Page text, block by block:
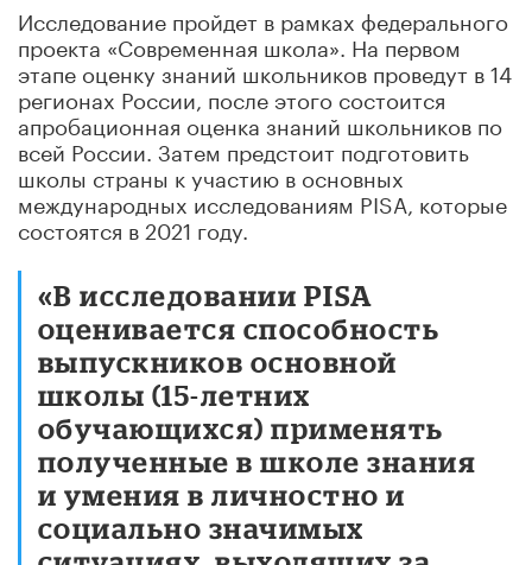
Исследование пройдет в рамках федерального
проекта «Современная школа». На первом
этапе оценку знаний школьников проведут в 14
регионах России, после этого состоится
апробационная оценка знаний школьников по
всей России. Затем предстоит подготовить
школы страны к участию в основных
международных исследованиям PISA, которые
состоятся в 2021 году.
«В исследовании PISA
оценивается способность
выпускников основной
школы (15-летних
обучающихся) применять
полученные в школе знания
и умения в личностно и
социально значимых